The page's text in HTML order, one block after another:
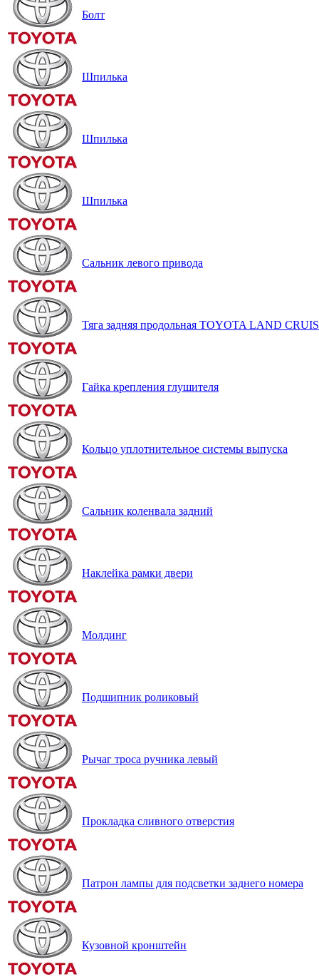
Болт
Шпилька
Шпилька
Шпилька
Сальник левого привода
Тяга задняя продольная TOYOTA LAND
Гайка крепления глушителя
Кольцо уплотнительное системы выпуска
Сальник коленвала задний
Наклейка рамки двери
Молдинг
Подшипник роликовый
Рычаг троса ручника левый
Прокладка сливного отверстия
Патрон лампы для подсветки заднего номера
Кузовной кронштейн